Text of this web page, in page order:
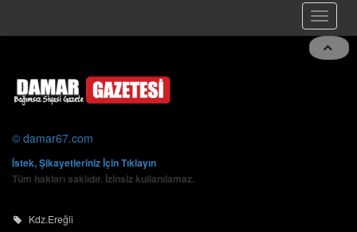
İstek, Şikayetleriniz İçin Tıklayın
Tüm hakları saklıdır. İzinsiz kullanılamaz.
Analiz
Ülke
Yaşam